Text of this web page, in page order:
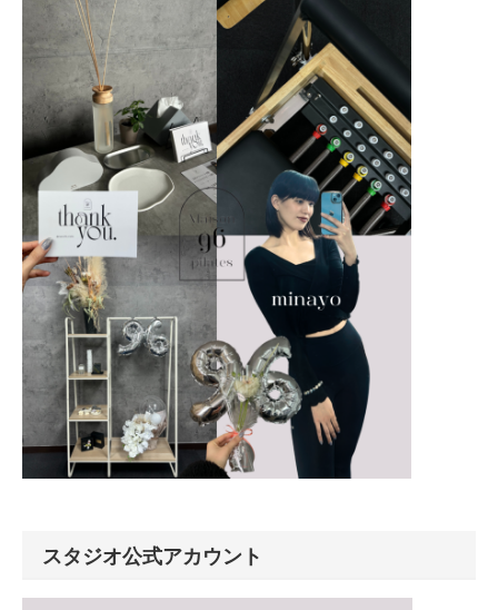
スタジオ公式アカウント